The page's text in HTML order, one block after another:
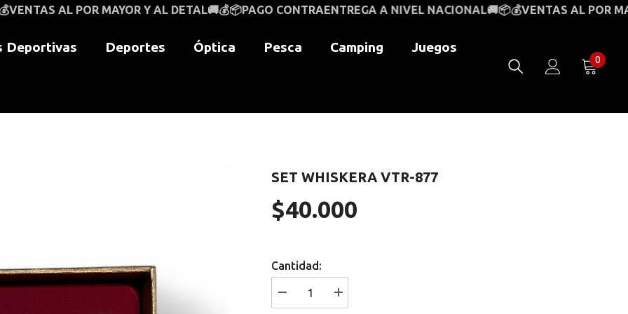
Y AL DETAL🚚💰📦PAGO CONTRAENTREGA A NIVEL NACIONAL🚚📦💰VENTAS AL POR MAYOR Y AL
Deportivas Deportes Óptica Pesca Camping Juegos
00
SET WHISKERA VTR-877
Precio
regular
$40.000
Cantidad:
Error:
I18n
Error: